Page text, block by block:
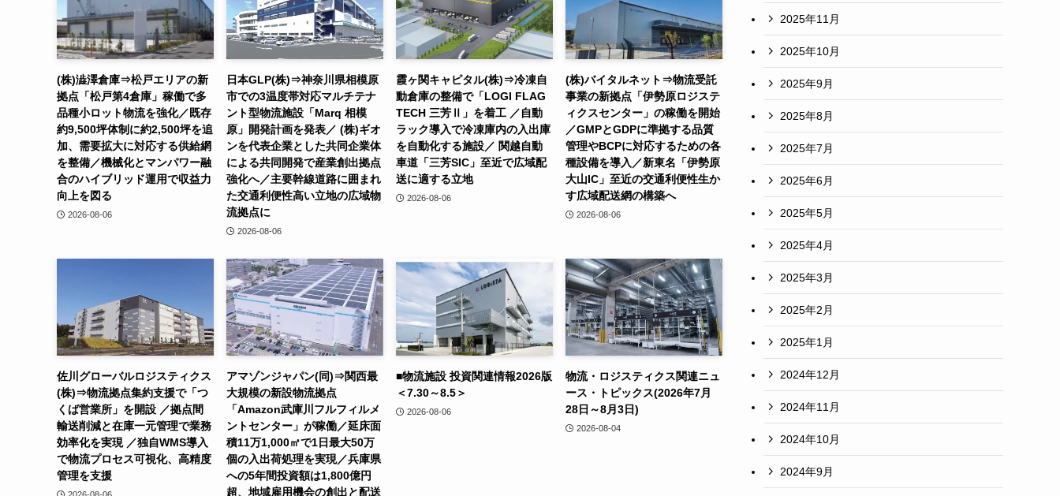
(株)澁澤倉庫⇒松戸エリアの新
拠点「松戸第4倉庫」稼働で多
品種小ロット物流を強化／既存
約9,500坪体制に約2,500坪を追
加、需要拡大に対応する供給網
を整備／機械化とマンパワー融
合のハイブリッド運用で収益力
向上を図る
2026-08-06
日本GLP(株)⇒神奈川県相模原
市での3温度帯対応マルチテナ
ント型物流施設「Marq 相模
原」開発計画を発表／ (株)ギオ
ンを代表企業とした共同企業体
による共同開発で産業創出拠点
強化へ／主要幹線道路に囲まれ
た交通利便性高い立地の広域物
流拠点に
2026-08-06
霞ヶ関キャピタル(株)⇒冷凍自
動倉庫の整備で「LOGI FLAG
TECH 三芳Ⅱ」を着工 ／自動
ラック導入で冷凍庫内の入出庫
を自動化する施設／ 関越自動
車道「三芳SIC」至近で広域配
送に適する立地
2026-08-06
(株)バイタルネット⇒物流受託
事業の新拠点「伊勢原ロジステ
ィクスセンター」の稼働を開始
／GMPとGDPに準拠する品質
管理やBCPに対応するための各
種設備を導入／新東名「伊勢原
大山IC」至近の交通利便性生か
す広域配送網の構築へ
2026-08-06
佐川グローバルロジスティクス
(株)⇒物流拠点集約支援で「つ
くば営業所」を開設 ／拠点間
輸送削減と在庫一元管理で業務
効率化を実現 ／独自WMS導入
で物流プロセス可視化、高精度
管理を支援
アマゾンジャパン(同)⇒関西最
大規模の新設物流拠点
「Amazon武庫川フルフィルメ
ントセンター」が稼働／延床面
積11万1,000㎡で1日最大50万
個の入出荷処理を実現／兵庫県
への5年間投資額は1,800億円
超、地域雇用機会の創出と配送
■物流施設 投資関連情報2026版
＜7.30～8.5＞
2026-08-06
物流・ロジスティクス関連ニュ
ース・トピックス(2026年7月
28日～8月3日)
2026-08-04
2025年11月
2025年10月
2025年9月
2025年8月
2025年7月
2025年6月
2025年5月
2025年4月
2025年3月
2025年2月
2025年1月
2024年12月
2024年11月
2024年10月
2024年9月